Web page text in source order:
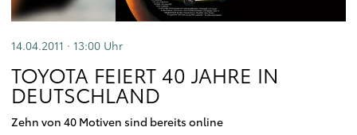
14.04.2011 · 13:00 Uhr
TOYOTA FEIERT 40 JAHRE IN
DEUTSCHLAND
Zehn von 40 Motiven sind bereits online